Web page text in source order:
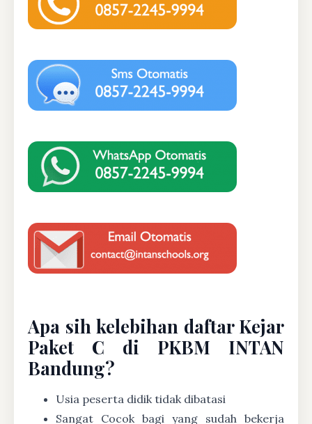
Apa sih kelebihan daftar Kejar
Paket C di PKBM INTAN
Bandung?
Usia peserta didik tidak dibatasi
Sangat Cocok bagi yang sudah bekerja